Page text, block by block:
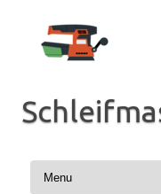
springen